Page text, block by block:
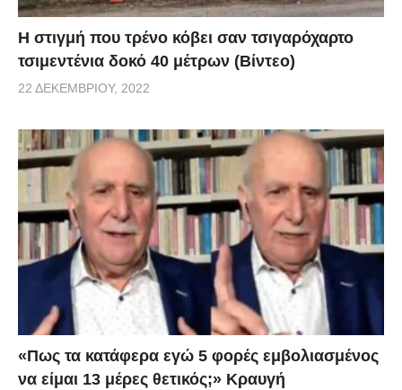
H στιγμή που τρένο κόβει σαν τσιγαρόχαρτο
τσιμεντένια δοκό 40 μέτρων (Βίντεο)
22 ΔΕΚΕΜΒΡΊΟΥ, 2022
«Πως τα κατάφερα εγώ 5 φορές εμβoλιασμένος
να είμαι 13 μέρες θετικός;» Κραυγή